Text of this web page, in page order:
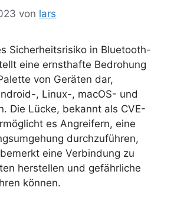
von lars
Sicherheitsrisiko in Bluetooth-
eine ernsthafte Bedrohung
von Geräten dar,
, Linux-, macOS- und
Die Lücke, bekannt als CVE-
es Angreifern, eine
durchzuführen,
eine Verbindung zu
herstellen und gefährliche
können.